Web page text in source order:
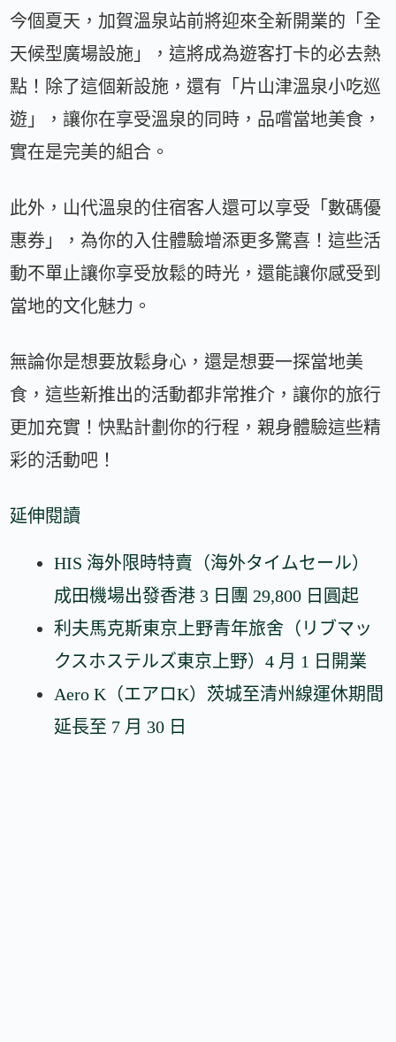
今個夏天，加賀溫泉站前將迎來全新開業的「全
天候型廣場設施」，這將成為遊客打卡的必去熱
點！除了這個新設施，還有「片山津溫泉小吃巡
遊」，讓你在享受溫泉的同時，品嚐當地美食，
實在是完美的組合。
此外，山代溫泉的住宿客人還可以享受「數碼優
惠券」，為你的入住體驗增添更多驚喜！這些活
動不單止讓你享受放鬆的時光，還能讓你感受到
當地的文化魅力。
無論你是想要放鬆身心，還是想要一探當地美
食，這些新推出的活動都非常推介，讓你的旅行
更加充實！快點計劃你的行程，親身體驗這些精
彩的活動吧！
延伸閱讀
HIS 海外限時特賣（海外タイムセール）
成田機場出發香港 3 日團 29,800 日圓起
利夫馬克斯東京上野青年旅舍（リブマッ
クスホステルズ東京上野）4 月 1 日開業
Aero K（エアロK）茨城至清州線運休期間
延長至 7 月 30 日